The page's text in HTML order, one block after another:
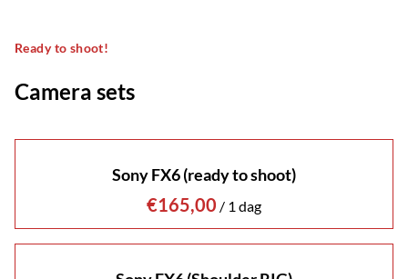
Ready to shoot!
Camera sets
Sony FX6 (ready to shoot)
/